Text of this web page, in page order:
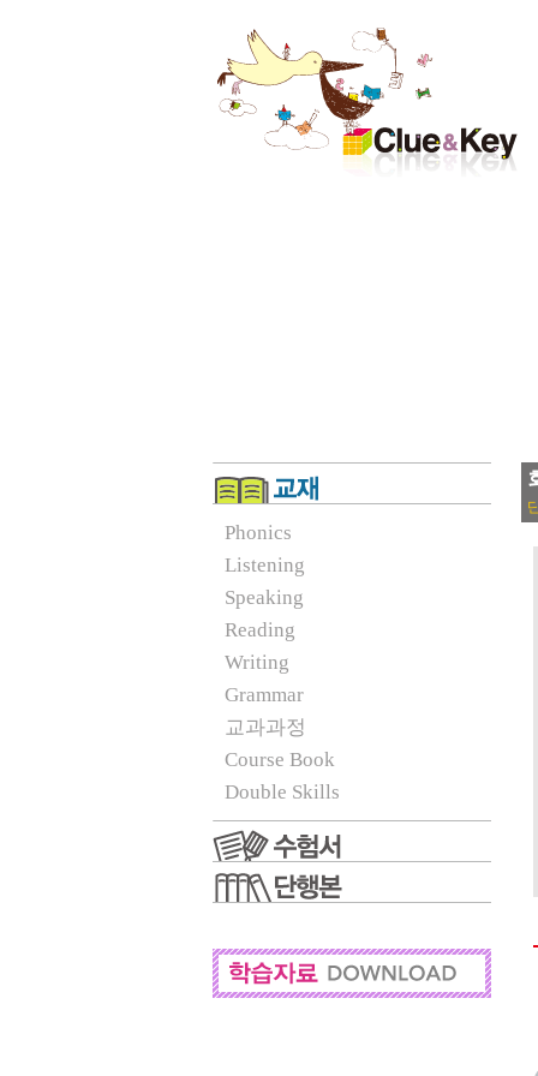
Phonics
Listening
Speaking
Reading
Writing
Grammar
교과과정
Course Book
Double Skills